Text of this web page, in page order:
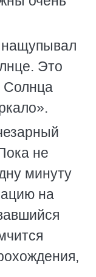
нащупывал
Это
Солнца
не
минуту
на